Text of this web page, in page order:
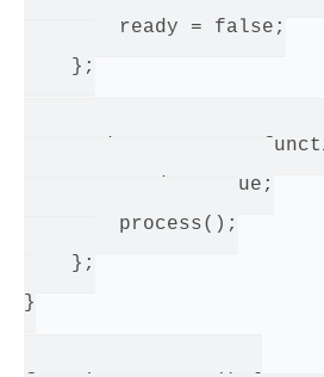
        ready = false;
    };
socket.onopen =
        ready = true;
        process();
    };
}